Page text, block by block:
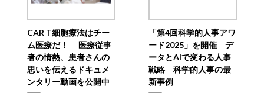
CAR T細胞療法はチー
ム医療だ！ 医療従事
者の情熱、患者さんの
思いを伝えるドキュメ
ンタリー動画を公開中
「第4回科学的人事アワ
ード2025」を開催 デ
ータとAIで変わる人事
戦略 科学的人事の最
新事例